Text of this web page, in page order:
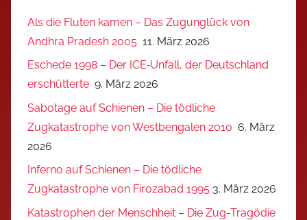
Als die Fluten kamen – Das Zugunglück von
Andhra Pradesh 2005 11. März 2026
Eschede 1998 – Der ICE‑Unfall, der Deutschland
erschütterte 9. März 2026
Sabotage auf Schienen – Die tödliche
Zugkatastrophe von Westbengalen 2010 6. März
2026
Inferno auf Schienen – Die tödliche
Zugkatastrophe von Firozabad 1995 3. März 2026
Katastrophen der Menschheit – Die Zug-Tragödie